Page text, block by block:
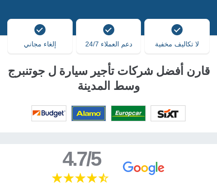
لا تكاليف مخفية دعم العملاء 24/7 إلغاء مجاني
قارن أفضل شركات تأجير سيارة ل جوتنبرج
وسط المدينة
4.7/5